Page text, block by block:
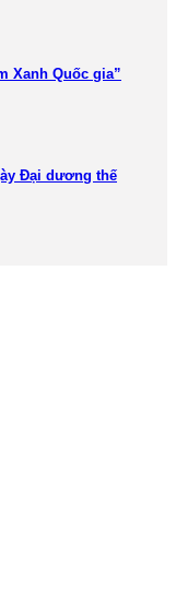
Xanh Quốc gia”
Đại dương thế